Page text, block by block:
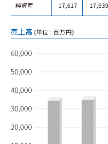
純資産 17,617 17,639
売上高(単位 : 百万円)